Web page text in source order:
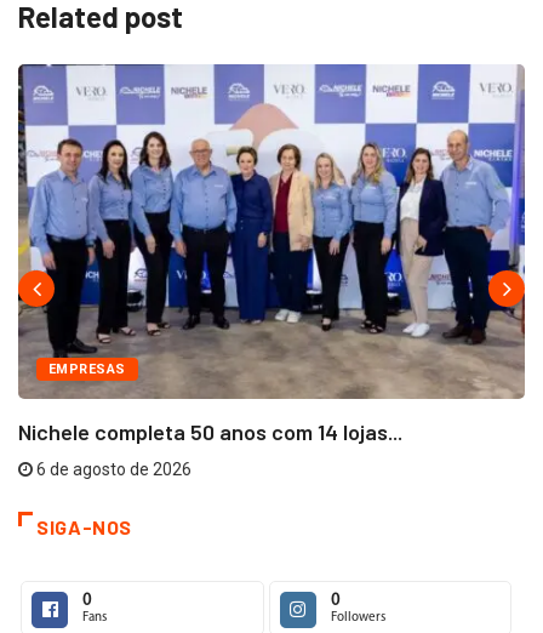
Related post
EMPRESAS
Nichele completa 50 anos com 14 lojas...
6 de agosto de 2026
SIGA-NOS
0
Fans
0
Followers